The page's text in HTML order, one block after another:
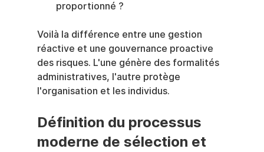
proportionné ?
Voilà la différence entre une gestion
réactive et une gouvernance proactive
des risques. L'une génère des formalités
administratives, l'autre protège
l'organisation et les individus.
Définition du processus
moderne de sélection et